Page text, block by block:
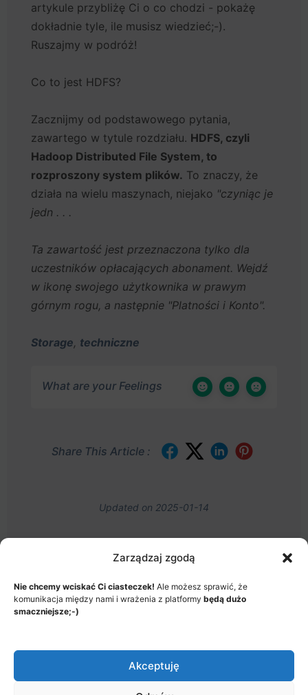
Zarządzaj zgodą
Nie chcemy wciskać Ci ciasteczek! Ale możesz sprawić, że
komunikacja między nami i wrażenia z platformy będą dużo
smaczniejsze;-)
Akceptuję
artykule przybliżę Ci o co chodzi - pokażę
dokładnie tyle, ile musisz wiedzieć;-).
Ruszajmy w podróż!
Co to jest HDFS?
Zacznijmy od podstawowego pytania,
zawartego w tytule rozdziału. HDFS, czyli
Hadoop Distributed File System, to
rozproszony system plików. To znaczy, że
działa na wielu maszynach, niejako "czyniąc je
jedn . . .
Ta zawartość jest przeznaczona tylko dla
uczestników opłacających abonament. Wejdź
w ikonę swojego użytkownika w prawym
górnym rogu, a następnie "Platności i Konto".
Storage, techniczne
What are your Feelings
Share This Article :
Updated on 2025-01-14
JAK TO DZIAŁA?
MENU
ITEMS
Factory sp. z o.o.
Polityka prywatności